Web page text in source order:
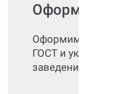
Оформление
Оформим работу
ГОСТ и указаниям
заведения.